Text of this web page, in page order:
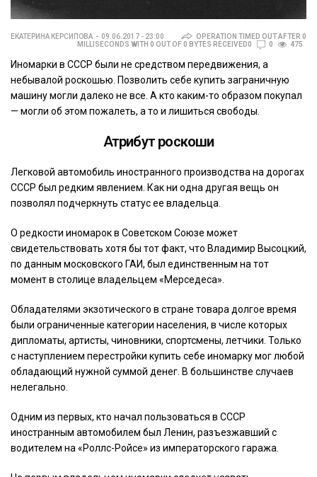
ЕКАТЕРИНА КЕРСИПОВА 09.06.2017 - 23:00
OPERATION TIMED OUT AFTER 0
MILLISECONDS WITH 0 OUT OF 0 BYTES RECEIVED0
0 475
Иномарки в СССР были не средством передвижения, а
небывалой роскошью. Позволить себе купить заграничную
машину могли далеко не все. А кто каким-то образом покупал
— могли об этом пожалеть, а то и лишиться свободы.
Атрибут роскоши
Легковой автомобиль иностранного производства на дорогах
СССР был редким явлением. Как ни одна другая вещь он
позволял подчеркнуть статус ее владельца.
О редкости иномарок в Советском Союзе может
свидетельствовать хотя бы тот факт, что Владимир Высоцкий,
по данным московского ГАИ, был единственным на тот
момент в столице владельцем «Мерседеса».
Обладателями экзотического в стране товара долгое время
были ограниченные категории населения, в числе которых
дипломаты, артисты, чиновники, спортсмены, летчики. Только
с наступлением перестройки купить себе иномарку мог любой
обладающий нужной суммой денег. В большинстве случаев
нелегально.
Одним из первых, кто начал пользоваться в СССР
иностранным автомобилем был Ленин, разъезжавший с
водителем на «Роллс-Ройсе» из императорского гаража.